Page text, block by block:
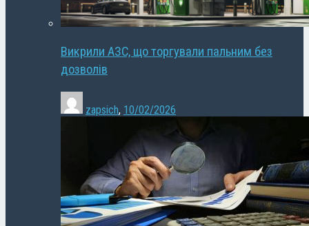
Викрили АЗС, що торгували пальним без
дозволів
zapsich, 10/02/2026